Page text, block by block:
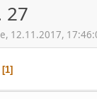
27
12.11.2017,
1